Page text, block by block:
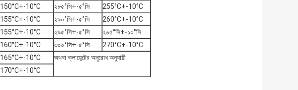
150°C+-10°C ২৮৫°সি+-৫°সি
255°C+-10°C
155°C+-10°C ২৯০°সি+-৫°সি
260°C+-10°C
155°C+-10°C ২৯৫°সি+-৫°সি
২৬৫°সি+-১০°সি
160°C+-10°C ৩০০°সি+-৫°সি
270°C+-10°C
165°C+-10°C
অথবা ক্লায়েন্টের অনুরোধ অনুযায়ী
170°C+-10°C